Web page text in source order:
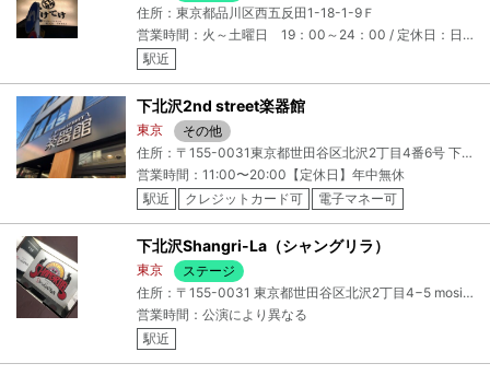
住所：東京都品川区西五反田1-18-1-9Ｆ
営業時間：火～土曜日 19：00～24：00 / 定休日：日・月・祝日 （貸切時は営業）
駅近
下北沢2nd street楽器館
東京
その他
住所：〒155-0031東京都世田谷区北沢2丁目4番6号 下北沢アイ・エス・アイビル1F
営業時間：11:00〜20:00【定休日】年中無休
駅近
クレジットカード可 電子マネー可
下北沢Shangri-La（シャングリラ）
東京
ステージ
住所：〒155-0031 東京都世田谷区北沢2丁目4−5 mosia B1
営業時間：公演により異なる
駅近